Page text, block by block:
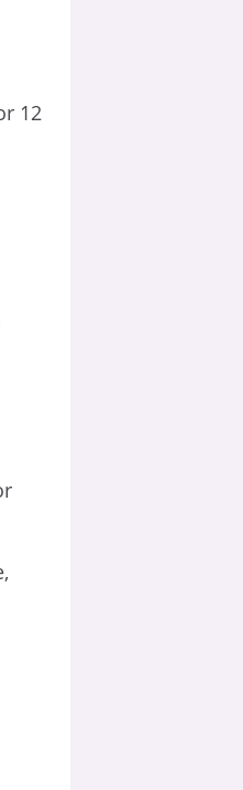
12